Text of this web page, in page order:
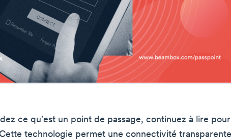
ce qu'est un point de passage, continuez à lire pour
technologie permet une connectivité